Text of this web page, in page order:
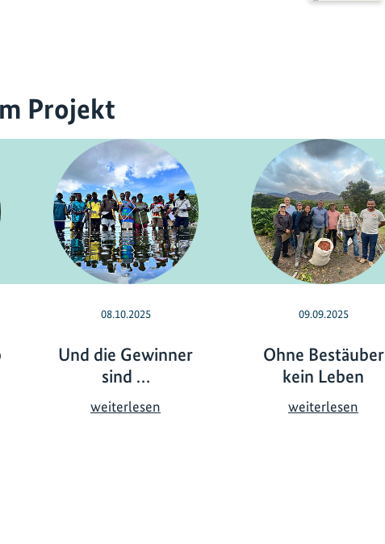
Projekt
08.10.2025
Und die Gewinner
sind …
weiterlesen
09.09.2025
Ohne Bestäuber
kein Leben
weiterlesen